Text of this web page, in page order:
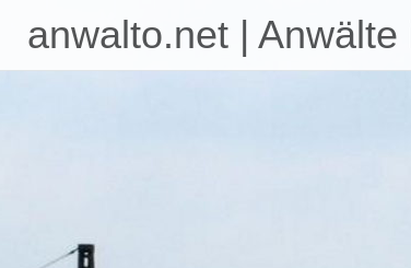
anwalto.net |